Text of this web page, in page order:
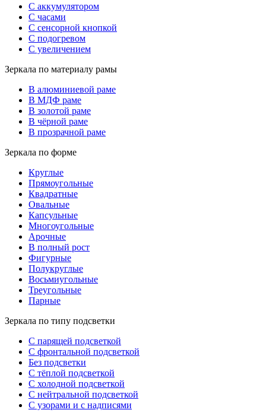
С аккумулятором
С часами
С сенсорной кнопкой
С подогревом
С увеличением
Зеркала по материалу рамы
В алюминиевой раме
В МДФ раме
В золотой раме
В чёрной раме
В прозрачной раме
Зеркала по форме
Круглые
Прямоугольные
Квадратные
Овальные
Капсульные
Многоугольные
Арочные
В полный рост
Фигурные
Полукруглые
Восьмиугольные
Треугольные
Парные
Зеркала по типу подсветки
С парящей подсветкой
С фронтальной подсветкой
Без подсветки
С тёплой подсветкой
С холодной подсветкой
С нейтральной подсветкой
С узорами и с надписями